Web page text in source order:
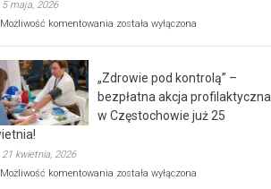
5 maja, 2026
Możliwość komentowania Rusza
rehabilitacji
dla
seniorów!
została wyłączona
„Zdrowie pod kontrolą” –
bezpłatna akcja profilaktyczna
w Częstochowie już 25
21 kwietnia, 2026
Możliwość komentowania „Zdrowie
została wyłączona